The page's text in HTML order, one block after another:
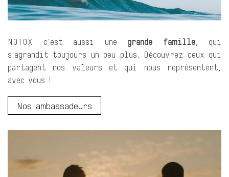
NOTOX c'est aussi une grande famille, qui
s'agrandit toujours un peu plus. Découvrez ceux qui
partagent nos valeurs et qui nous représentent,
avec vous !
Nos ambassadeurs